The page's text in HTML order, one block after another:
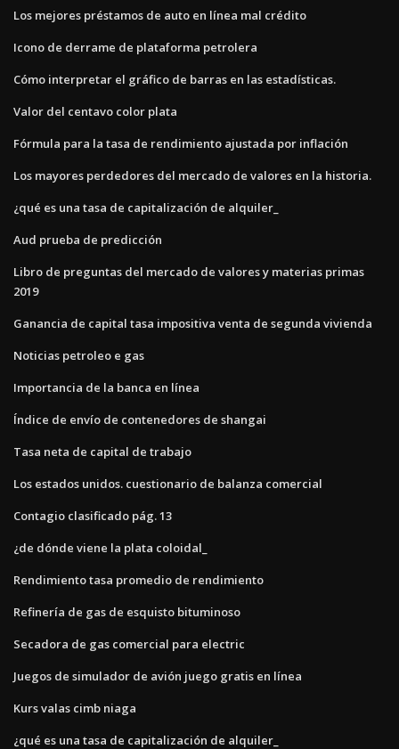
Los mejores préstamos de auto en línea mal crédito
Icono de derrame de plataforma petrolera
Cómo interpretar el gráfico de barras en las estadísticas.
Valor del centavo color plata
Fórmula para la tasa de rendimiento ajustada por inflación
Los mayores perdedores del mercado de valores en la historia.
¿qué es una tasa de capitalización de alquiler_
Aud prueba de predicción
Libro de preguntas del mercado de valores y materias primas
2019
Ganancia de capital tasa impositiva venta de segunda vivienda
Noticias petroleo e gas
Importancia de la banca en línea
Índice de envío de contenedores de shangai
Tasa neta de capital de trabajo
Los estados unidos. cuestionario de balanza comercial
Contagio clasificado pág. 13
¿de dónde viene la plata coloidal_
Rendimiento tasa promedio de rendimiento
Refinería de gas de esquisto bituminoso
Secadora de gas comercial para electric
Juegos de simulador de avión juego gratis en línea
Kurs valas cimb niaga
¿qué es una tasa de capitalización de alquiler_